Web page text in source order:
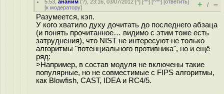
5.53 ,ананим (?), 23:16, 03/07/2012 [^] [^^] [^^^] [ответить]
[к модератору] + / –
Разумеется, кэп.
У кого хватило духу дочитать до последнего абзаца
(и понять прочитанное… видимо с этим тоже есть
затруднения), что NIST не интересуют не только
алгоритмы "потенциального противника", но и ещё
ряд:
>Например, в состав модуля не включены такие
популярные, но не совместимые с FIPS алгоритмы,
как Blowfish, CAST, IDEA и RC4/5.